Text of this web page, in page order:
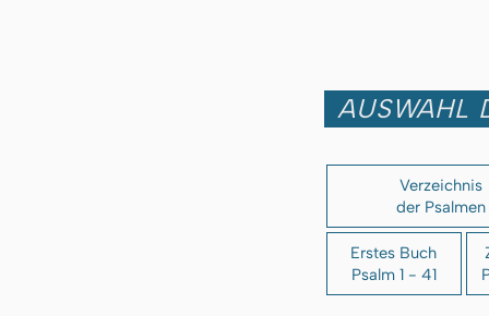
AUSWAHL
Verzeichnis
der Psalmen
Erstes Buch
Psalm 1 - 41